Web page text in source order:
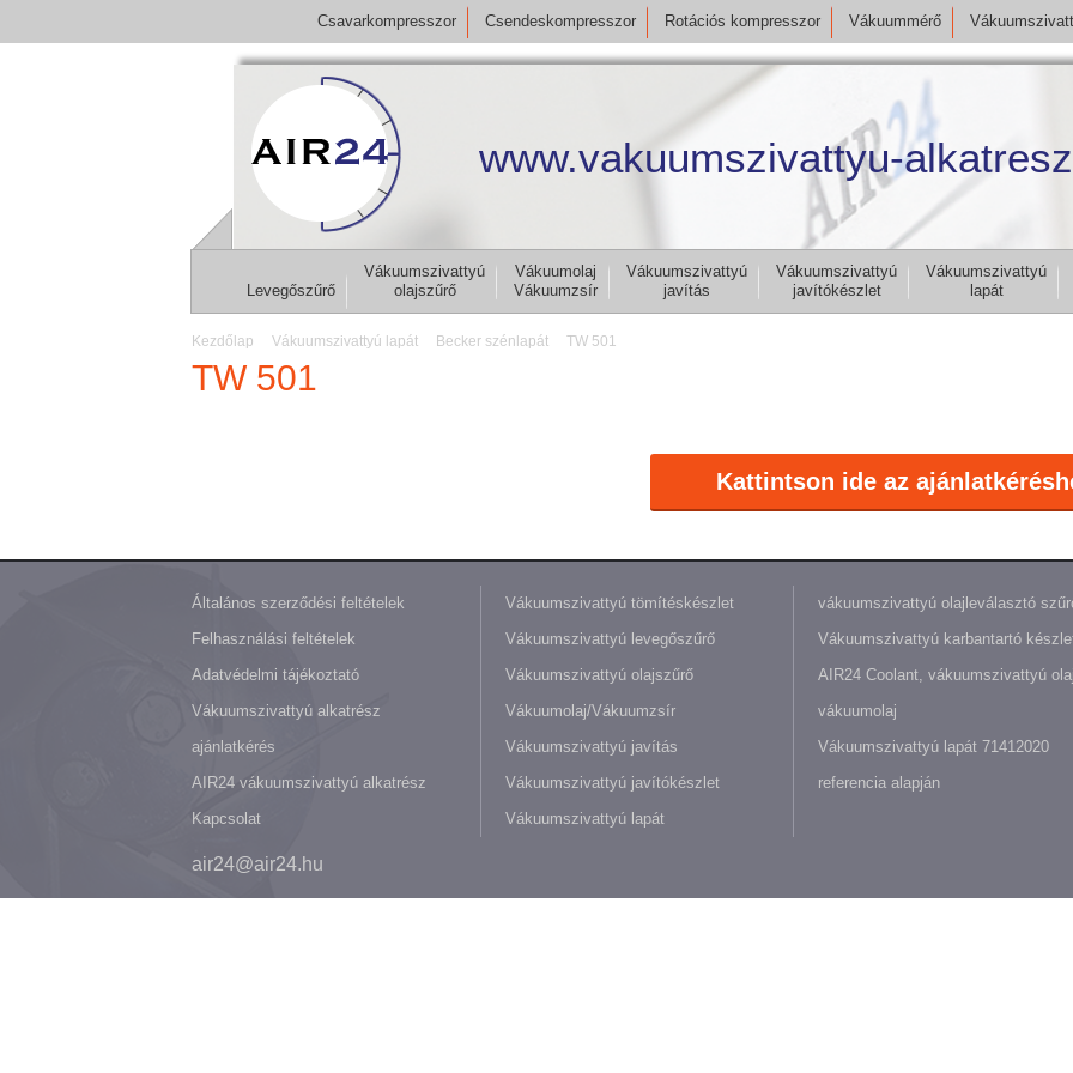
Csavarkompresszor Csendeskompresszor Rotációs kompresszor Vákuummérő
www.vakuumszivattyu-
Levegőszűrő
Vákuumszivattyú
olajszűrő
Vákuumolaj
Vákuumzsír
Vákuumszivattyú
javítás
Vákuumszivattyú
javítókészlet
Vákuumszivattyú
lapát
Kezdőlap Vákuumszivattyú lapát Becker szénlapát TW 501
TW 501
Kattintson ide az
Általános szerződési feltételek
Felhasználási feltételek
Adatvédelmi tájékoztató
Vákuumszivattyú alkatrész
ajánlatkérés
AIR24 vákuumszivattyú alkatrész
Kapcsolat
Vákuumszivattyú tömítéskészlet
Vákuumszivattyú levegőszűrő
Vákuumszivattyú olajszűrő
Vákuumolaj/Vákuumzsír
Vákuumszivattyú javítás
Vákuumszivattyú javítókészlet
Vákuumszivattyú lapát
vákuumszivattyú olajleválasztó
Vákuumszivattyú karbantartó
AIR24 Coolant, vákuumszivattyú
vákuumolaj
Vákuumszivattyú lapát 71412020
referencia alapján
air24@air24.hu